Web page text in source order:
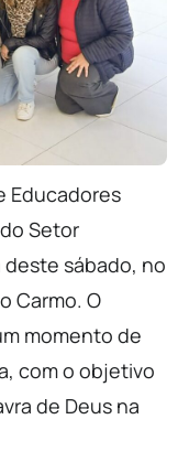
Educadores
Setor
deste sábado, no
Carmo. O
momento de
com o objetivo
de Deus na